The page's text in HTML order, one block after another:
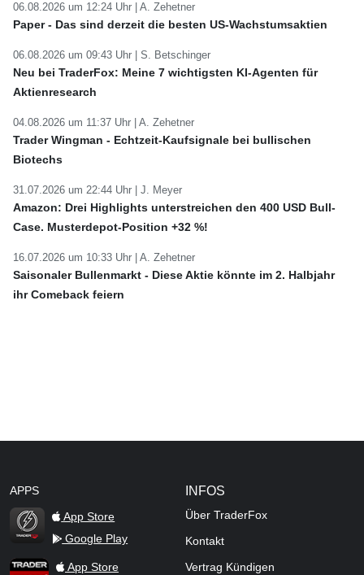
06.08.2026 um 12:24 Uhr | A. Zehetner
Paper - Das sind derzeit die besten US-Wachstumsaktien
06.08.2026 um 09:43 Uhr | S. Betschinger
Neu bei TraderFox: Meine 7 wichtigsten KI-Agenten für
Aktienresearch
04.08.2026 um 11:37 Uhr | A. Zehetner
Trader Wingman - Echtzeit-Kaufsignale bei bullischen
Biotechs
31.07.2026 um 22:44 Uhr | J. Meyer
Amazon: Drei Highlights unterstreichen den 400 USD Bull-
Case. Musterdepot-Position +32 %!
16.07.2026 um 10:33 Uhr | A. Zehetner
Saisonaler Bullenmarkt - Diese Aktie könnte im 2. Halbjahr
ihr Comeback feiern
APPS
TraderFox Flash
App Store
Google Play
TraderFox AppApp Store
INFOS
Über TraderFox
Kontakt
Vertrag Kündigen